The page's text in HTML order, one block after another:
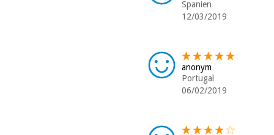
Spanien
12/03/2019
anonym
Portugal
06/02/2019